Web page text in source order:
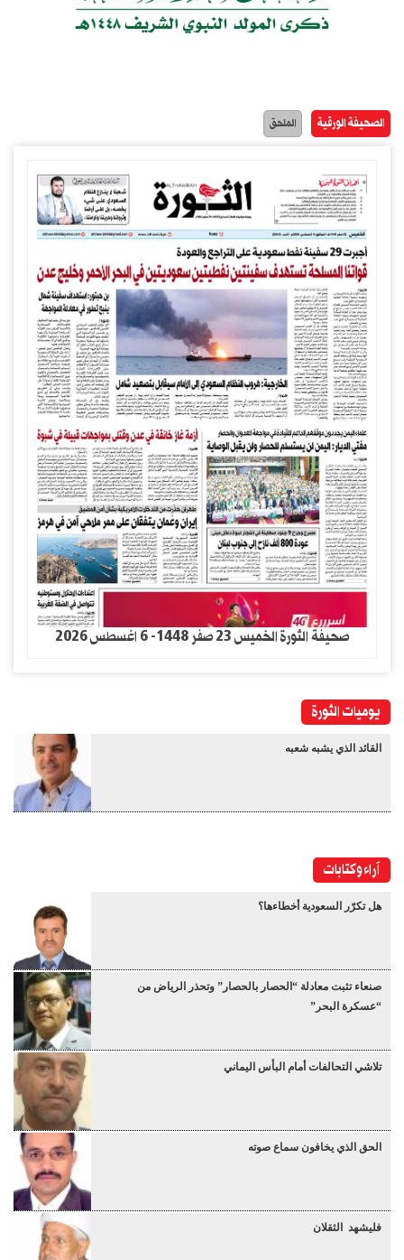
الصحيفة الورقية الملحق
صحيفة الثورة الخميس 23 صفر 1448- 6 اغسطس 2026
يوميات الثورة
القائد الذي يشبه شعبه
آراء وكتابات
هل تكرّر السعودية أخطاءها؟
صنعاء تثبت معادلة “الحصار بالحصار” وتحذر الرياض من
“عسكرة البحر”
تلاشي التحالفات أمام البأس اليماني
الحق الذي يخافون سماع صوته
فليشهد الثقلان